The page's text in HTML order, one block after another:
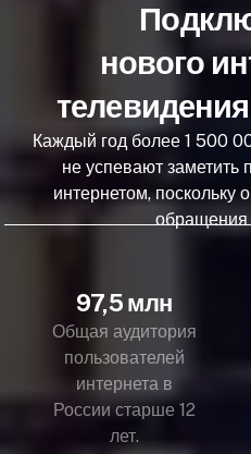
нового
Каждый год более 1 500
не успевают
интернетом, поскольку
обращения
97,5 млн
Общая аудитория
пользователей
интернета в
России старше 12
лет.